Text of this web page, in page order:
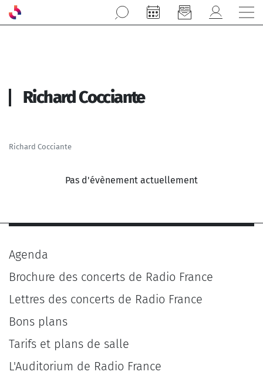
Aller au contenu principal
Richard Cocciante
Richard Cocciante
Pas d'évènement actuellement
Agenda
Brochure des concerts de Radio France
Lettres des concerts de Radio France
Bons plans
Tarifs et plans de salle
L'Auditorium de Radio France